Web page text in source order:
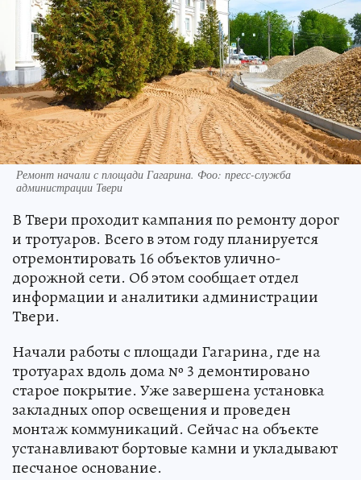
Ремонт начали с площади Гагарина. Фоо: пресс-служба
администрации Твери
В Твери проходит кампания по ремонту дорог
и тротуаров. Всего в этом году планируется
отремонтировать 16 объектов улично-
дорожной сети. Об этом сообщает отдел
информации и аналитики администрации
Твери.
Начали работы с площади Гагарина, где на
тротуарах вдоль дома № 3 демонтировано
старое покрытие. Уже завершена установка
закладных опор освещения и проведен
монтаж коммуникаций. Сейчас на объекте
устанавливают бортовые камни и укладывают
песчаное основание.